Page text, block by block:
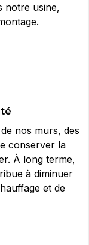
notre usine,
nos murs, des
conserver la
À long terme,
à diminuer
et de